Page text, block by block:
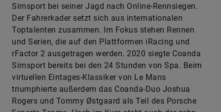
Auch Schaeffler engagiert sich in dieser innovativen
Rennsportszene und unterstützt das Team Coanda
Simsport bei seiner Jagd nach Online-Rennsiegen.
Der Fahrerkader setzt sich aus internationalen
Toptalenten zusammen. Im Fokus stehen Rennen
und Serien, die auf den Plattformen iRacing und
rFactor 2 ausgetragen werden. 2020 siegte Coanda
Simsport bereits bei den 24 Stunden von Spa. Beim
virtuellen Eintages-Klassiker von Le Mans